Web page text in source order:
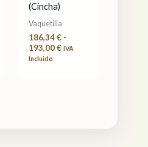
(Cincha)
Vaquetilla
186,34€ -
193,00€ IVA
Incluido